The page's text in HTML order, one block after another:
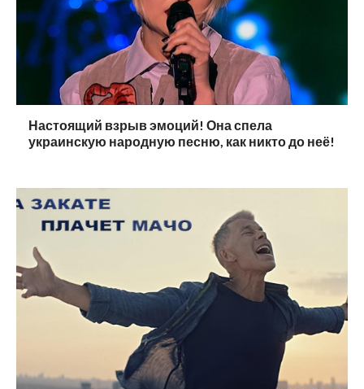
Настоящий взрыв эмоций! Она спела
украинскую народную песню, как никто до неё!